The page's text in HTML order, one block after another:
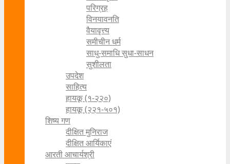
परिग्रह
विनयावनति
वैयावृत्त्य
समीचीन धर्म
साधु-समाधि सुधा-साधन
सुशीलता
उपदेश
साहित्य
हायकू (१‍-२२०)
हायकू (२२१-५०१)
शिष्य गण
दीक्षित मुनिराज
दीक्षित आर्यिकाएं
आरती आचार्यश्री